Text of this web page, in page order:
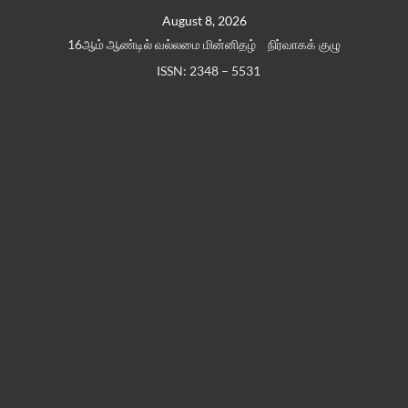
August 8, 2026
16ஆம் ஆண்டில் வல்லமை மின்னிதழ்
நிர்வாகக் குழு
ISSN: 2348 – 5531